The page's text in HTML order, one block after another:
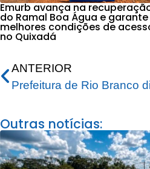
Emurb avança na
do Ramal Boa Água e garante
melhores condições de
no Quixadá
ANTERIOR
Outras notícias: